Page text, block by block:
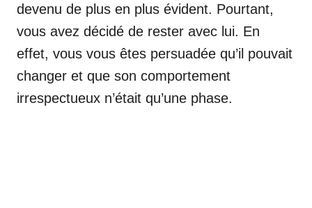
devenu de plus en plus évident. Pourtant,
vous avez décidé de rester avec lui. En
effet, vous vous êtes persuadée qu’il pouvait
changer et que son comportement
irrespectueux n’était qu’une phase.